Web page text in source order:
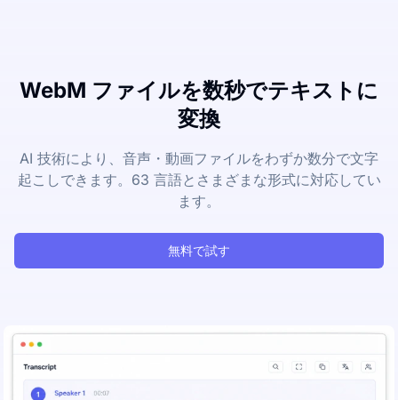
WebM ファイルを数秒でテキストに
変換
AI 技術により、音声・動画ファイルをわずか数分で文字
起こしできます。63 言語とさまざまな形式に対応してい
ます。
無料で試す